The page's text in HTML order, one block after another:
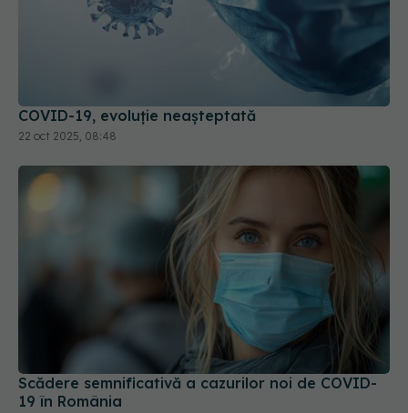
COVID-19, evoluție neașteptată
22 oct 2025, 08:48
Scădere semnificativă a cazurilor noi de COVID-
19 în România